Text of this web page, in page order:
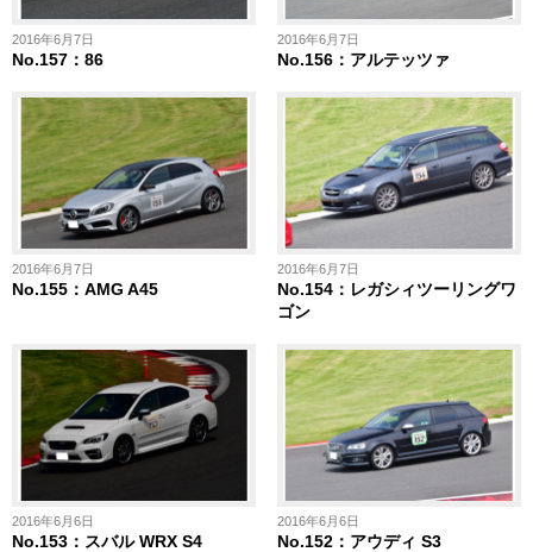
2016年6月7日
No.157：86
2016年6月7日
No.156：アルテッツァ
2016年6月7日
No.155：AMG A45
2016年6月7日
No.154：レガシィツーリングワ
ゴン
2016年6月6日
No.153：スバル WRX S4
2016年6月6日
No.152：アウディ S3